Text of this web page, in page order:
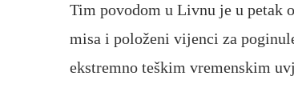
Tim povodom u Livnu je u petak
misa i položeni vijenci za
ekstremno teškim vremenskim